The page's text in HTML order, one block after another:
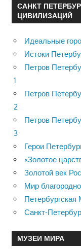
САНКТ
ЦИВИЛИЗАЦИЙ
Идеальные
Истоки
Петров
1
Петров
2
Петров
3
Герои
«Золотое
Золотой век
Мир
Петербургская
Санкт-
МУЗЕИ МИРА